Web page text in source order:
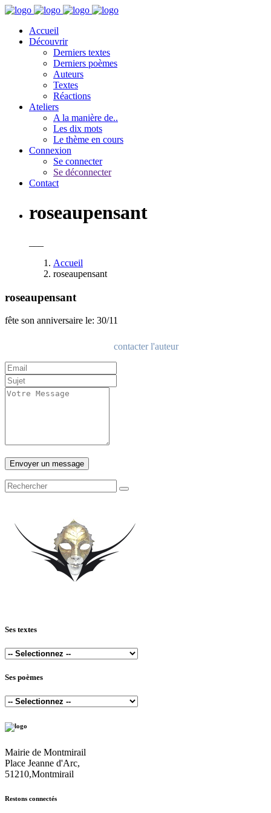
Accueil
Découvrir
Derniers textes
Derniers poèmes
Auteurs
Textes
Réactions
Ateliers
A la manière de..
Les dix mots
Le thème en cours
Connexion
Se connecter
Se déconnecter
Contact
roseaupensant
Accueil
roseaupensant
roseaupensant
fête son anniversaire le: 30/11
contacter l'auteur
Ses textes
Ses poèmes
Mairie de Montmirail
Place Jeanne d'Arc,
51210,Montmirail
Restons connectés